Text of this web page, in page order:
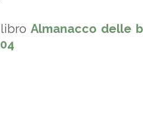
libroAlmanacco delle